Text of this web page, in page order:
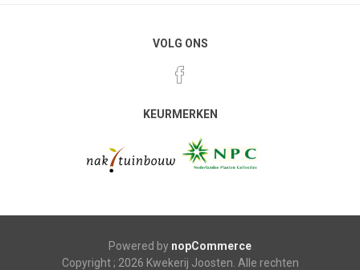
VOLG ONS
KEURMERKEN
Powered by nopCommerce
Copyright ; 2026 Kwekerij Joosten. Alle rechten